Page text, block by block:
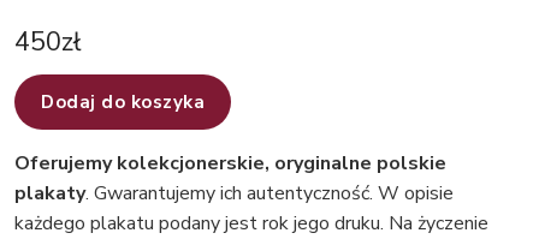
450zł
Dodaj do koszyka
Oferujemy kolekcjonerskie, oryginalne polskie
plakaty. Gwarantujemy ich autentyczność. W opisie
każdego plakatu podany jest rok jego druku. Na życzenie